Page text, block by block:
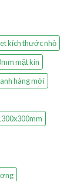
kích thước nhỏ
mặt kín
hàng mới